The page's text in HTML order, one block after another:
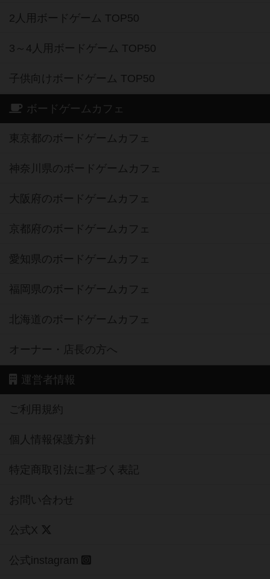
2人用ボードゲーム TOP50
3～4人用ボードゲーム TOP50
子供向けボードゲーム TOP50
ボードゲームカフェ
東京都のボードゲームカフェ
神奈川県のボードゲームカフェ
大阪府のボードゲームカフェ
京都府のボードゲームカフェ
愛知県のボードゲームカフェ
福岡県のボードゲームカフェ
北海道のボードゲームカフェ
オーナー・店長の方へ
運営者情報
ご利用規約
個人情報保護方針
特定商取引法に基づく表記
お問い合わせ
公式X
公式instagram